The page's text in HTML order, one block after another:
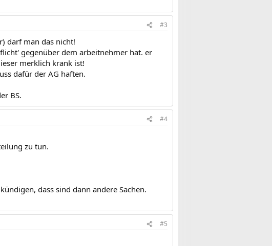
#3
darf man das nicht!
gegenüber dem arbeitnehmer hat. er
merklich krank ist!
dafür der AG haften.
BS.
#4
zu tun.
dass sind dann andere Sachen.
#5